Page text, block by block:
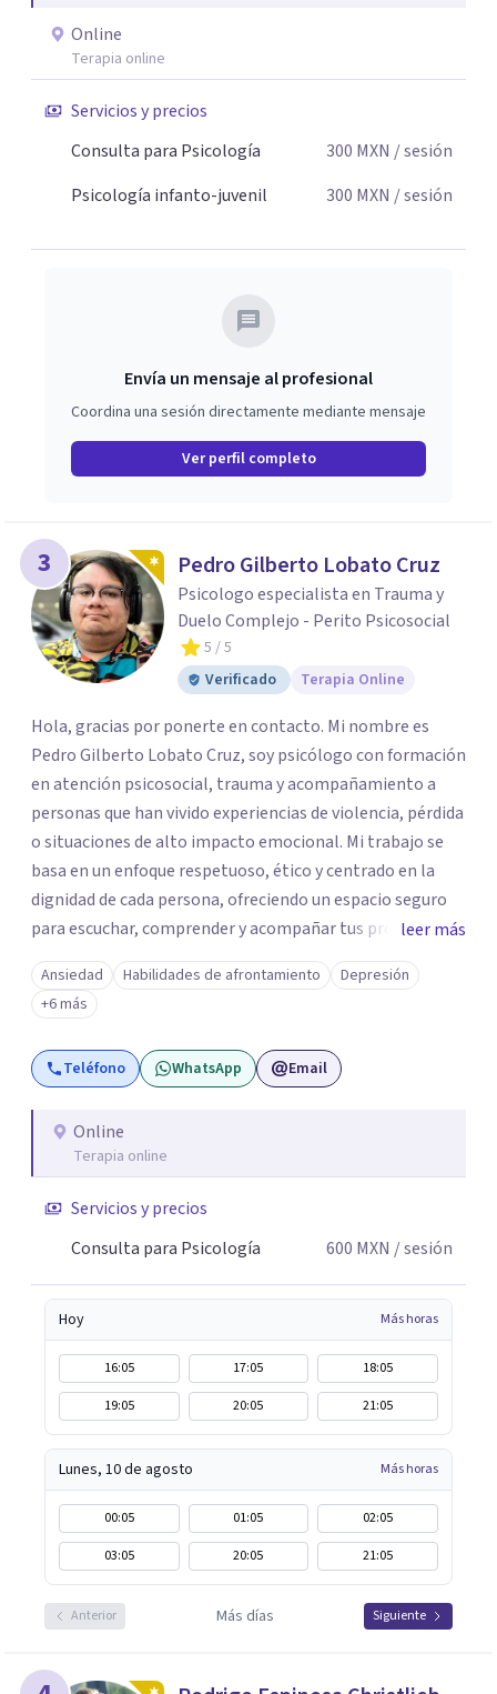
Online
Terapia online
Servicios y precios
Consulta para Psicología
300 MXN / sesión
Psicología infanto-juvenil
300 MXN / sesión
Envía un mensaje al profesional
Coordina una sesión directamente mediante mensaje
Ver perfil completo
3 Pedro Gilberto Lobato Cruz
Psicologo especialista en Trauma y
Duelo Complejo - Perito Psicosocial
5 / 5
Verificado
Terapia Online
Hola, gracias por ponerte en contacto. Mi nombre es
Pedro Gilberto Lobato Cruz, soy psicólogo con formación
en atención psicosocial, trauma y acompañamiento a
personas que han vivido experiencias de violencia, pérdida
o situaciones de alto impacto emocional. Mi trabajo se
basa en un enfoque respetuoso, ético y centrado en la
dignidad de cada persona, ofreciendo un espacio seguro
para escuchar, comprender y acompañar tus procesos
emocionales a tu propio ritmo. Creo firmemente en la
importancia de construir juntos herramientas que
fortalezcan el bienestar, la autonomía y el sentido de
vida. Será un gusto acompañarte en este proceso. Quedo
atento para resolver cualquier duda y acordar una cita. Un
leer más
Ansiedad Habilidades de afrontamiento
Depresión
+6 más
Teléfono WhatsApp Email
Online
Terapia online
Servicios y precios
Consulta para Psicología
600 MXN / sesión
Hoy Más horas
16:05 17:05
18:05
19:05
20:05 21:05
Lunes, 10 de agosto Más horas
00:05 01:05
02:05
03:05
20:05 21:05
Anterior Más días Siguiente